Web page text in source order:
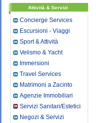
Attività & Servizi
Concierge Services
Escursioni - Viaggi
Sport & Attività
Velismo & Yacht
Immersioni
Travel Services
Matrimoni a Zacinto
Agenzie Immobiliari
Servizi Sanitari/Estetici
Negozi & Servizi